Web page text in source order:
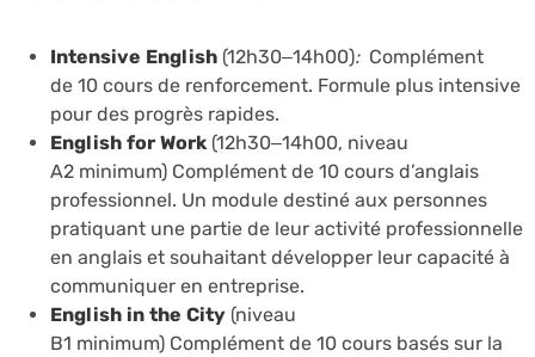
Intensive English (12h30–14h00): Complément
de 10 cours de renforcement. Formule plus intensive
pour des progrès rapides.
English for Work (12h30–14h00, niveau
A2 minimum) Complément de 10 cours d’anglais
professionnel. Un module destiné aux personnes
pratiquant une partie de leur activité professionnelle
en anglais et souhaitant développer leur capacité à
communiquer en entreprise.
English in the City (niveau
B1 minimum) Complément de 10 cours basés sur la